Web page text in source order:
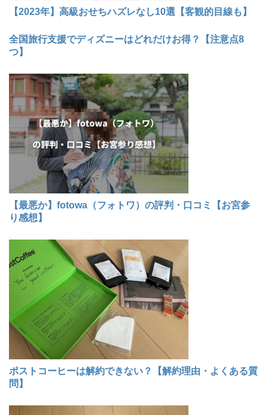
【2023年】高級おせちハズレなし10選【客観的目線も】
全国旅行支援でディズニーはどれだけお得？【注意点8
つ】
【最悪か】fotowa（フォトワ）の評判・口コミ【お宮参
り感想】
ポストコーヒーは解約できない？【解約理由・よくある質
問】